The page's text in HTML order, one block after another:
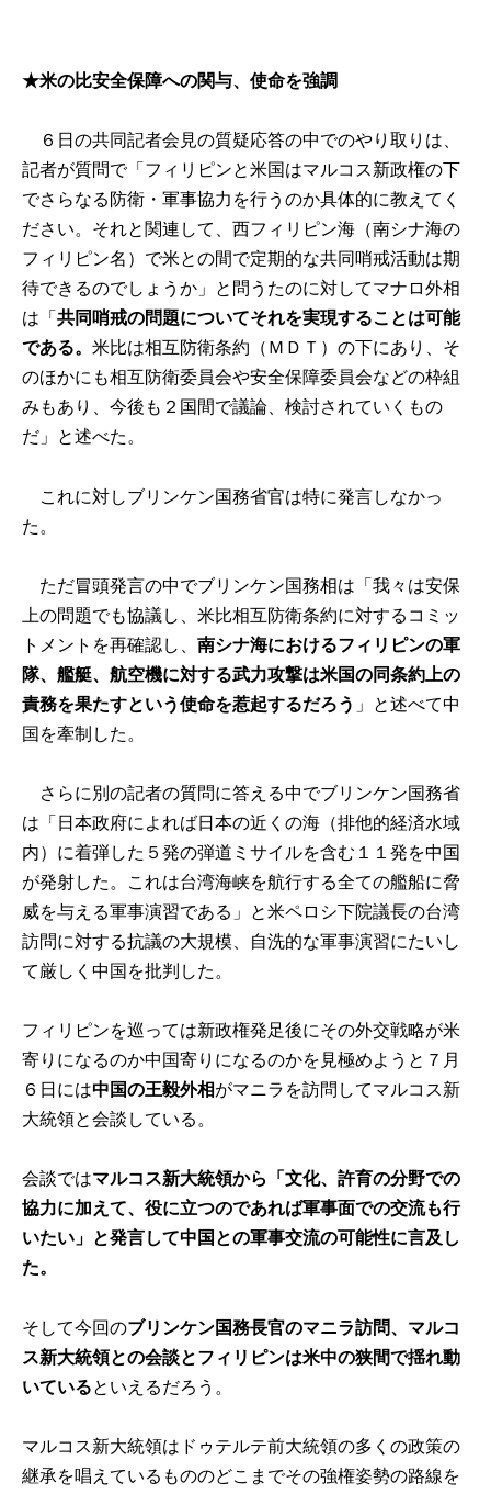
★米の比安全保障への関与、使命を強調
６日の共同記者会見の質疑応答の中でのやり取りは、
記者が質問で「フィリピンと米国はマルコス新政権の下
でさらなる防衛・軍事協力を行うのか具体的に教えてく
ださい。それと関連して、西フィリピン海（南シナ海の
フィリピン名）で米との間で定期的な共同哨戒活動は期
待できるのでしょうか」と問うたのに対してマナロ外相
は「共同哨戒の問題についてそれを実現することは可能
である。米比は相互防衛条約（ＭＤＴ）の下にあり、そ
のほかにも相互防衛委員会や安全保障委員会などの枠組
みもあり、今後も２国間で議論、検討されていくもの
だ」と述べた。
これに対しブリンケン国務省官は特に発言しなかっ
た。
ただ冒頭発言の中でブリンケン国務相は「我々は安保
上の問題でも協議し、米比相互防衛条約に対するコミッ
トメントを再確認し、南シナ海におけるフィリピンの軍
隊、艦艇、航空機に対する武力攻撃は米国の同条約上の
責務を果たすという使命を惹起するだろう 」と述べて中
国を牽制した。
さらに別の記者の質問に答える中でブリンケン国務省
は「日本政府によれば日本の近くの海（排他的経済水域
内）に着弾した５発の弾道ミサイルを含む１１発を中国
が発射した。これは台湾海峡を航行する全ての艦船に脅
威を与える軍事演習である」と米ペロシ下院議長の台湾
訪問に対する抗議の大規模、自洗的な軍事演習にたいし
て厳しく中国を批判した。
フィリピンを巡っては新政権発足後にその外交戦略が米
寄りになるのか中国寄りになるのかを見極めようと７月
６日には中国の王毅外相がマニラを訪問してマルコス新
大統領と会談している。
会談ではマルコス新大統領から「文化、許育の分野での
協力に加えて、役に立つのであれば軍事面での交流も行
いたい」と発言して中国との軍事交流の可能性に言及し
た。
そして今回のブリンケン国務長官のマニラ訪問、マルコ
ス新大統領との会談とフィリピンは米中の狭間で揺れ動
いているといえるだろう。
マルコス新大統領はドゥテルテ前大統領の多くの政策の
継承を唱えているもののどこまでその強権姿勢の路線を